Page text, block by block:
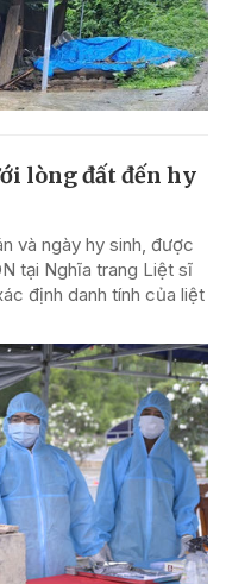
lòng đất đến hy
và ngày hy sinh, được
tại Nghĩa trang Liệt sĩ
định danh tính của liệt